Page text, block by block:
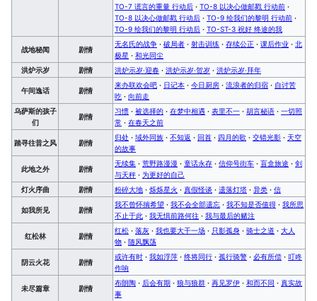
TO-7 谎言的重量 行动后 · TO-8 以决心做邮戳 行动前 ·
TO-8 以决心做邮戳 行动后 · TO-9 绘我们的黎明 行动前 ·
TO-9 绘我们的黎明 行动后 · TO-ST-3 祝好 终途的我
战地秘闻 剧情
无名氏的战争 · 破局者 · 射击训练 · 存续公正 · 课后作业 · 北
极星 · 和光同尘
洪炉示岁
剧情 洪炉示岁·迎春 · 洪炉示岁·贺岁 · 洪炉示岁·拜年
午间逸话 剧情
来办联欢会吧 · 日记本 · 今日厨房 · 流浪者的归宿 · 自讨苦
吃 · 向前走
乌萨斯的孩子
们
剧情
习惯 · 被选择的 · 在梦中相遇 · 表里不一 · 胡言秘语 · 一切照
常 · 在春天之前
踏寻往昔之风 剧情
归处 · 域外同族 · 不知返 · 回首 · 四月的歌 · 交错光影 · 天空
的故事
此地之外 剧情
无续集 · 荒野路漫漫 · 童话永存 · 信仰号街车 · 盲盒旅途 · 剑
与天秤 · 为更好的自己
灯火序曲
剧情 粉碎大地 · 烁烁星火 · 真假怪谈 · 遗落灯塔 · 异类 · 信
如我所见 剧情
我不曾怀揣希望 · 我不会全部遗忘 · 我不知是否值得 · 我所思
不止于此 · 我无惧前路何往 · 我与最后的赌注
红松林 剧情
红松 · 落灰 · 我也要大干一场 · 只影孤身 · 骑士之道 · 大人
物 · 随风飘荡
阴云火花 剧情
或许有时 · 我如浮萍 · 终将同行 · 孤行骑警 · 必有所偿 · 叮咚
作响
未尽篇章 剧情
布朗陶 · 后会有期 · 狼与狼群 · 再见罗伊 · 和而不同 · 真实故
事